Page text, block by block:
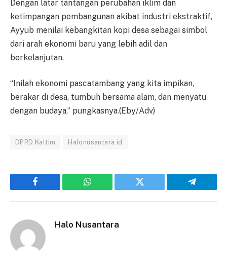
Dengan latar tantangan perubahan iklim dan
ketimpangan pembangunan akibat industri ekstraktif,
Ayyub menilai kebangkitan kopi desa sebagai simbol
dari arah ekonomi baru yang lebih adil dan
berkelanjutan.
“Inilah ekonomi pascatambang yang kita impikan,
berakar di desa, tumbuh bersama alam, dan menyatu
dengan budaya,” pungkasnya.(Eby/Adv)
DPRD Kaltim Halonusantara.id
Facebook WhatsApp Twitter Telegram
Halo Nusantara